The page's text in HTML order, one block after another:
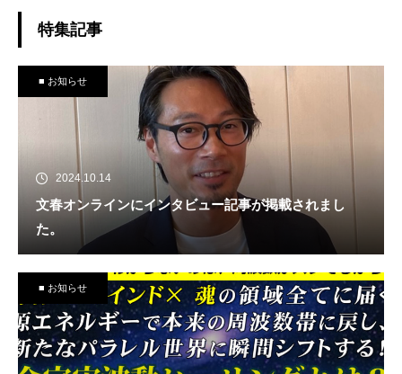
特集記事
■ お知らせ
2024.10.14
文春オンラインにインタビュー記事が掲載されまし
た。
■ お知らせ